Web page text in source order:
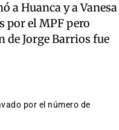
a Huanca y a Vanesa
por el MPF pero
de Jorge Barrios fue